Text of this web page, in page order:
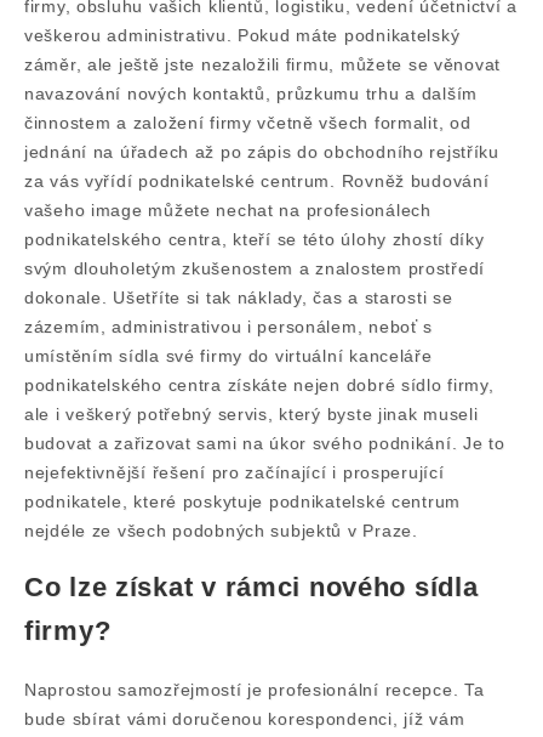
firmy, obsluhu vašich klientů, logistiku, vedení účetnictví a
veškerou administrativu. Pokud máte podnikatelský
záměr, ale ještě jste nezaložili firmu, můžete se věnovat
navazování nových kontaktů, průzkumu trhu a dalším
činnostem a založení firmy včetně všech formalit, od
jednání na úřadech až po zápis do obchodního rejstříku
za vás vyřídí podnikatelské centrum. Rovněž budování
vašeho image můžete nechat na profesionálech
podnikatelského centra, kteří se této úlohy zhostí díky
svým dlouholetým zkušenostem a znalostem prostředí
dokonale. Ušetříte si tak náklady, čas a starosti se
zázemím, administrativou i personálem, neboť s
umístěním sídla své firmy do virtuální kanceláře
podnikatelského centra získáte nejen dobré sídlo firmy,
ale i veškerý potřebný servis, který byste jinak museli
budovat a zařizovat sami na úkor svého podnikání. Je to
nejefektivnější řešení pro začínající i prosperující
podnikatele, které poskytuje podnikatelské centrum
nejdéle ze všech podobných subjektů v Praze.
Co lze získat v rámci nového sídla
firmy?
Naprostou samozřejmostí je profesionální recepce. Ta
bude sbírat vámi doručenou korespondenci, jíž vám